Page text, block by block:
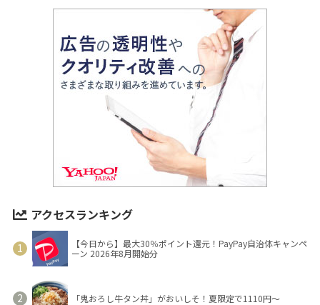
アクセスランキング
【今日から】最大30％ポイント還元！PayPay自治体キャンペ
ーン 2026年8月開始分
「鬼おろし牛タン丼」がおいしそ！夏限定で1110円～